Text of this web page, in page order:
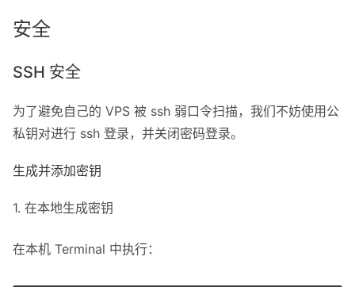
安全
SSH 安全
为了避免自己的 VPS 被 ssh 弱口令扫描，我们不妨使用公
私钥对进行 ssh 登录，并关闭密码登录。
生成并添加密钥
1. 在本地生成密钥
在本机 Terminal 中执行：